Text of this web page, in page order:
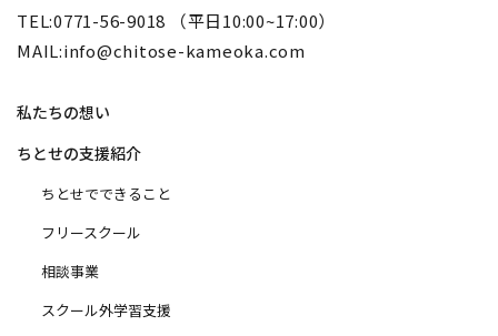
TEL:0771-56-9018 （平日10:00~17:00）
MAIL:info@chitose-kameoka.com
私たちの想い
ちとせの支援紹介
ちとせでできること
フリースクール
相談事業
スクール外学習支援